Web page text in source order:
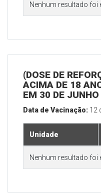
Nenhum resultado foi
(DOSE DE
ACIMA DE 18
EM 30 DE
Data de Vacinação: 12
Unidade
Nenhum resultado foi